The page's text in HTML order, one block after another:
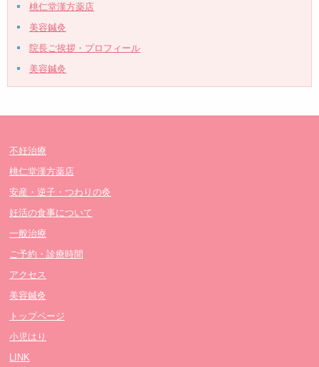
桃仁堂漢方薬店
美容鍼灸
院長ご挨拶・プロフィール
美容鍼灸
不妊治療
桃仁堂漢方薬店
安産・逆子・つわりの灸
妊活の食事について
一般治療
ご予約・診療時間
アクセス
美容鍼灸
トップページ
小児はり
LINK